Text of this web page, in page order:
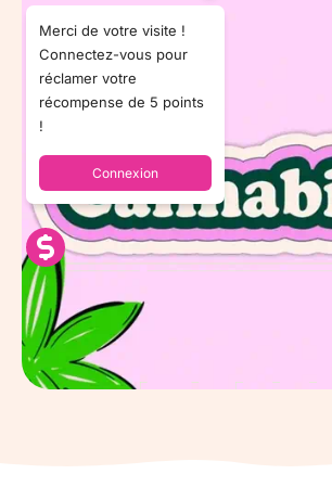
Merci de votre visite !
Connectez-vous pour
réclamer votre
récompense de 5 points
!
Connexion